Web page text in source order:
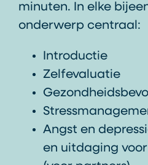
minuten. In elke
onderwerp centraal:
Introductie
Zelfevaluatie
Angst en
en uitdaging